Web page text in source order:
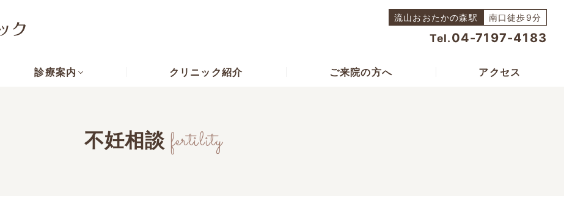
流山おおたかの森駅 南口徒歩9分
Tel.04-7197-4183
診療案内 クリニック紹介 ご来院の方へ アクセス
不妊相談 fertility